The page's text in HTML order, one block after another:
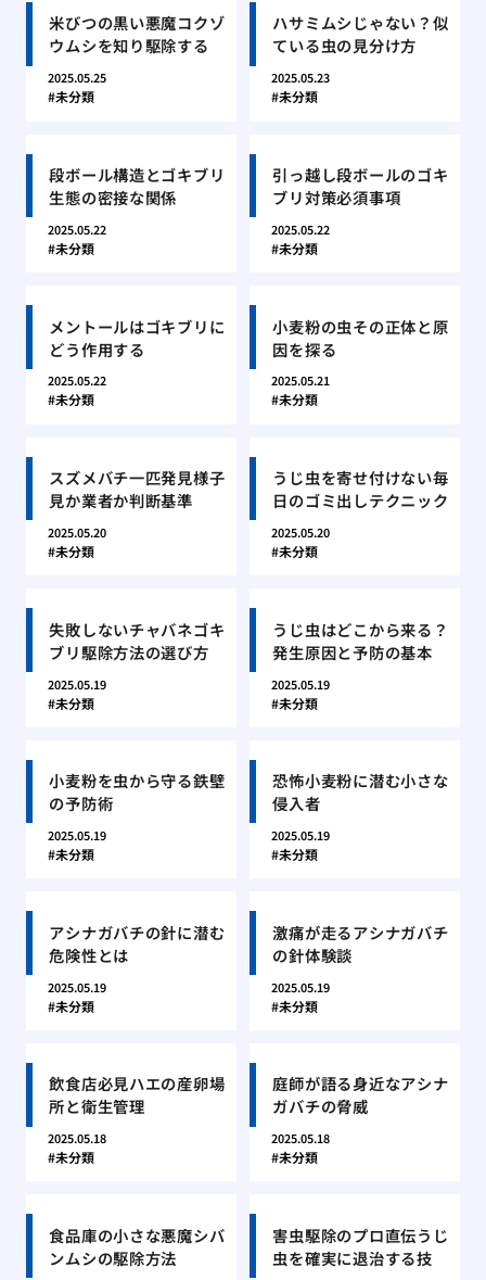
米びつの黒い悪魔コクゾ
ウムシを知り駆除する
2025.05.25
未分類
ハサミムシじゃない？似
ている虫の見分け方
2025.05.23
未分類
段ボール構造とゴキブリ
生態の密接な関係
2025.05.22
未分類
引っ越し段ボールのゴキ
ブリ対策必須事項
2025.05.22
未分類
メントールはゴキブリに
どう作用する
2025.05.22
未分類
小麦粉の虫その正体と原
因を探る
2025.05.21
未分類
スズメバチ一匹発見様子
見か業者か判断基準
2025.05.20
未分類
うじ虫を寄せ付けない毎
日のゴミ出しテクニック
2025.05.20
未分類
失敗しないチャバネゴキ
ブリ駆除方法の選び方
2025.05.19
未分類
うじ虫はどこから来る？
発生原因と予防の基本
2025.05.19
未分類
小麦粉を虫から守る鉄壁
の予防術
2025.05.19
未分類
恐怖小麦粉に潜む小さな
侵入者
2025.05.19
未分類
アシナガバチの針に潜む
危険性とは
2025.05.19
未分類
激痛が走るアシナガバチ
の針体験談
2025.05.19
未分類
飲食店必見ハエの産卵場
所と衛生管理
2025.05.18
未分類
庭師が語る身近なアシナ
ガバチの脅威
2025.05.18
未分類
食品庫の小さな悪魔シバ
ンムシの駆除方法
害虫駆除のプロ直伝うじ
虫を確実に退治する技